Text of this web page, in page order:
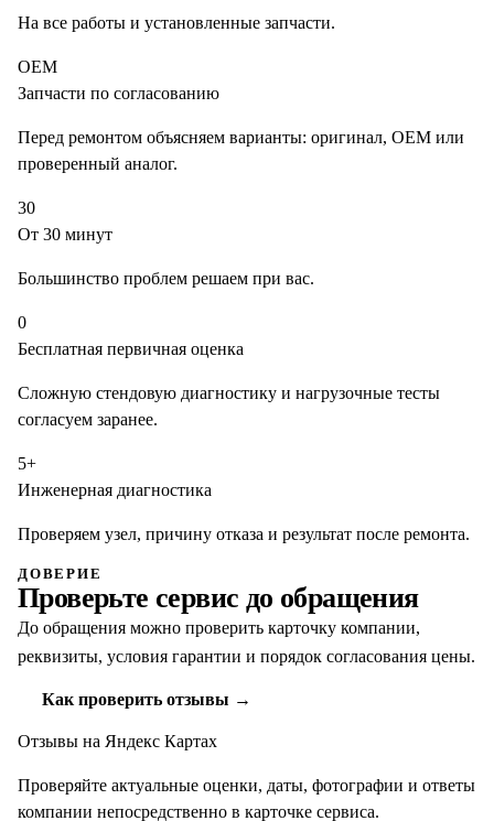
На все работы и установленные запчасти.
OEM
Запчасти по согласованию
Перед ремонтом объясняем варианты: оригинал, OEM или
проверенный аналог.
30
От 30 минут
Большинство проблем решаем при вас.
0
Бесплатная первичная оценка
Сложную стендовую диагностику и нагрузочные тесты
согласуем заранее.
5+
Инженерная диагностика
Проверяем узел, причину отказа и результат после ремонта.
ДОВЕРИЕ
Проверьте сервис до обращения
До обращения можно проверить карточку компании,
реквизиты, условия гарантии и порядок согласования цены.
Как проверить отзывы →
Отзывы на Яндекс Картах
Проверяйте актуальные оценки, даты, фотографии и ответы
компании непосредственно в карточке сервиса.